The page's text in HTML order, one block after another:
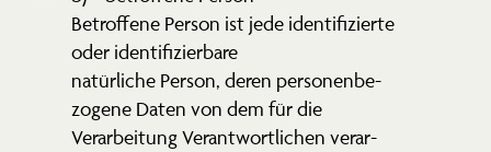
Betroffene Person ist jede identi­fi­zierte
oder identi­fi­zierbare
natür­liche Person, deren perso­nen­be­
zogene Daten von dem für die
Verar­beitung Verant­wort­lichen verar­